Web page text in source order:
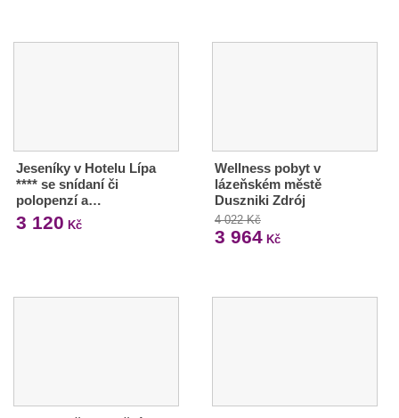
Jeseníky v Hotelu Lípa
**** se snídaní či
polopenzí a…
3 120 Kč
Wellness pobyt v
lázeňském městě
Duszniki Zdrój
4 022 Kč
3 964Kč